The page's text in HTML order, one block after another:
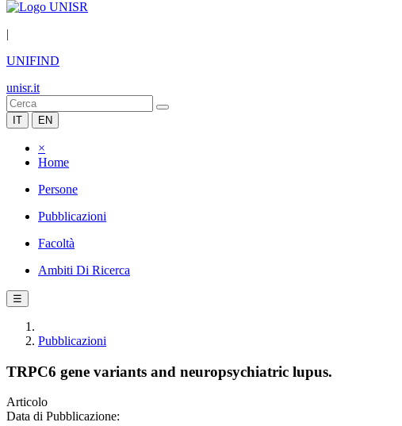
|
UNIFIND
unisr.it
IT EN
×
Home
Persone
Pubblicazioni
Facoltà
Ambiti Di Ricerca
☰
Pubblicazioni
TRPC6 gene variants and neuropsychiatric lupus.
Articolo
Data di Pubblicazione: